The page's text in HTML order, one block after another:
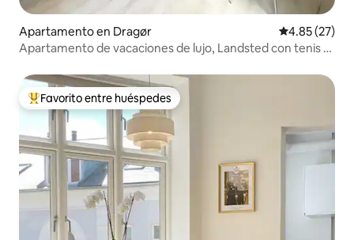
Apartamento en Dragør Calificación
4.85 (27)
Apartamento de vacaciones de lujo, Landsted con tenis y
Favorito entre huéspedes preferido
Favorito entre huéspedes